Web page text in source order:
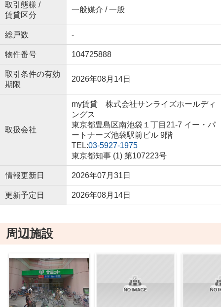
取引態様 /
賃貸区分
一般媒介 / 一般
総戸数 -
物件番号 104725888
取引条件の有効
期限
2026年08月14日
取扱会社
my賃貸 株式会社サンライズホールディ
ングス
東京都豊島区南池袋１丁目21-7 イー・パ
ートナーズ池袋駅前ビル 9階
TEL:03-5927-1975
東京都知事 (1) 第107223号
情報更新日 2026年07月31日
更新予定日 2026年08月14日
周辺施設